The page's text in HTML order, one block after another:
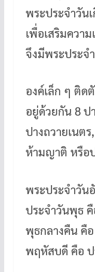
พระประจำวันเ
เพื่อเสริมควา
จึงมีพระประจ
องค์เล็ก ๆ ติด
อยู่ด้วยกัน 8 ป
ปางถวายเนต
ห้ามญาติ หรือ
พระประจำวัน
ประจำวันพุธ
พุธกลางคืน คือ
พฤหัสบดี คือ ป